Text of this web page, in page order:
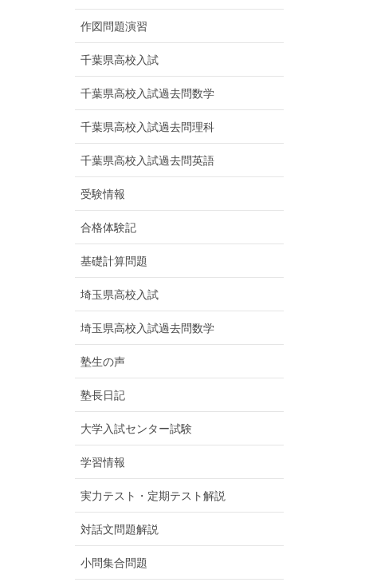
作図問題演習
千葉県高校入試
千葉県高校入試過去問数学
千葉県高校入試過去問理科
千葉県高校入試過去問英語
受験情報
合格体験記
基礎計算問題
埼玉県高校入試
埼玉県高校入試過去問数学
塾生の声
塾長日記
大学入試センター試験
学習情報
実力テスト・定期テスト解説
対話文問題解説
小問集合問題